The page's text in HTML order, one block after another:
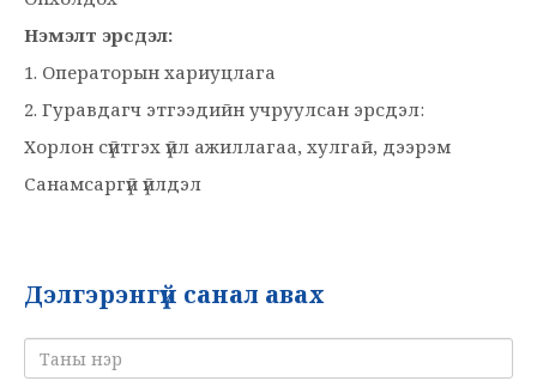
Нэмэлт эрсдэл:
1. Операторын хариуцлага
2. Гуравдагч этгээдийн учруулсан эрсдэл:
Хорлон сүйтгэх үйл ажиллагаа, хулгай, дээрэм
Санамсаргүй үйлдэл
Дэлгэрэнгүй санал авах